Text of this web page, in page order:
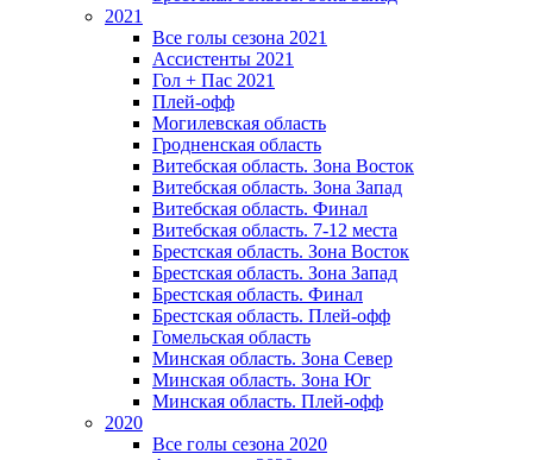
2021
Все голы сезона 2021
Ассистенты 2021
Гол + Пас 2021
Плей-офф
Могилевская область
Гродненская область
Витебская область. Зона Восток
Витебская область. Зона Запад
Витебская область. Финал
Витебская область. 7-12 места
Брестская область. Зона Восток
Брестская область. Зона Запад
Брестская область. Финал
Брестская область. Плей-офф
Гомельская область
Минская область. Зона Север
Минская область. Зона Юг
Минская область. Плей-офф
2020
Все голы сезона 2020